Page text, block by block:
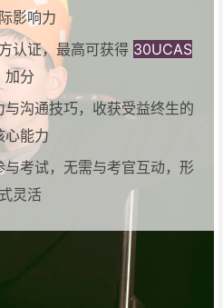
影响力
认证，最高可获得 30UCAS
加分
沟通技巧，收获受益终生的
心能力
考试，无需与考官互动，形
式灵活